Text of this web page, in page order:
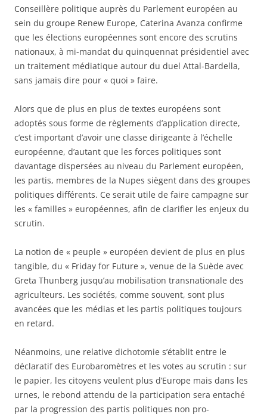
Conseillère politique auprès du Parlement européen au
sein du groupe Renew Europe, Caterina Avanza confirme
que les élections européennes sont encore des scrutins
nationaux, à mi-mandat du quinquennat présidentiel avec
un traitement médiatique autour du duel Attal-Bardella,
sans jamais dire pour « quoi » faire.
Alors que de plus en plus de textes européens sont
adoptés sous forme de règlements d’application directe,
c’est important d’avoir une classe dirigeante à l’échelle
européenne, d’autant que les forces politiques sont
davantage dispersées au niveau du Parlement européen,
les partis, membres de la Nupes siègent dans des groupes
politiques différents. Ce serait utile de faire campagne sur
les « familles » européennes, afin de clarifier les enjeux du
scrutin.
La notion de « peuple » européen devient de plus en plus
tangible, du « Friday for Future », venue de la Suède avec
Greta Thunberg jusqu’au mobilisation transnationale des
agriculteurs. Les sociétés, comme souvent, sont plus
avancées que les médias et les partis politiques toujours
en retard.
Néanmoins, une relative dichotomie s’établit entre le
déclaratif des Eurobaromètres et les votes au scrutin : sur
le papier, les citoyens veulent plus d’Europe mais dans les
urnes, le rebond attendu de la participation sera entaché
par la progression des partis politiques non pro-